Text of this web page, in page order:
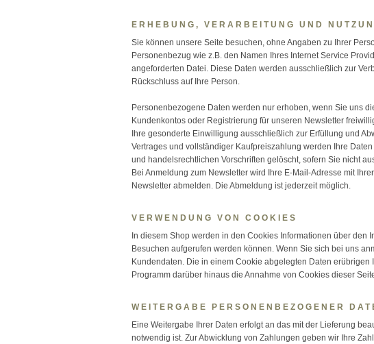
ERHEBUNG, VERARBEITUNG UND
Sie können unsere Seite besuchen, ohne Angaben zu Ihrer
Personenbezug wie z.B. den Namen Ihres Internet Service
angeforderten Datei. Diese Daten werden ausschließlich zur
Rückschluss auf Ihre Person.
Personenbezogene Daten werden nur erhoben, wenn Sie uns
Kundenkontos oder Registrierung für unseren Newsletter
Ihre gesonderte Einwilligung ausschließlich zur Erfüllung und
Vertrages und vollständiger Kaufpreiszahlung werden Ihre
und handelsrechtlichen Vorschriften gelöscht, sofern Sie nicht
Bei Anmeldung zum Newsletter wird Ihre E-Mail-Adresse mit
Newsletter abmelden. Die Abmeldung ist jederzeit möglich.
VERWENDUNG VON COOKIES
In diesem Shop werden in den Cookies Informationen über
Besuchen aufgerufen werden können. Wenn Sie sich bei uns
Kundendaten. Die in einem Cookie abgelegten Daten
Programm darüber hinaus die Annahme von Cookies dieser
WEITERGABE PERSONENBEZOGENER
Eine Weitergabe Ihrer Daten erfolgt an das mit der Lieferung
notwendig ist. Zur Abwicklung von Zahlungen geben wir Ihre